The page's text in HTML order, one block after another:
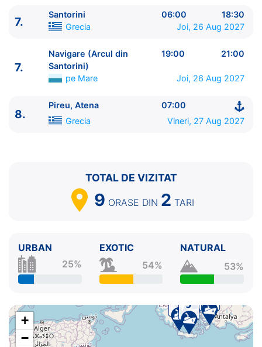
7.
Santorini Grecia
06:00 - 18:30
pe Mare
19:00 -
8.
Pireu, Atena Grecia
7.
Santorini 06:00
18:30
Grecia
Joi, 26 Aug 2027
7.
Navigare (Arcul din
Santorini)
19:00 21:00
pe Mare Joi, 26 Aug 2027
8.
Pireu, Atena
07:00
Grecia
Vineri, 27 Aug 2027
TOTAL DE VIZITAT
9 ORASE DIN 2 TARI
URBAN
25%
EXOTIC
54%
NATURAL
53%
+
−